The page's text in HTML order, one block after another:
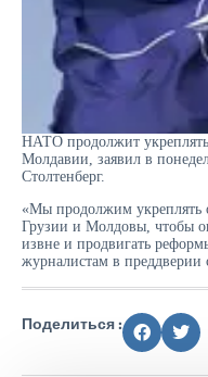
НАТО продолжит
Молдавии, заявил в
Столтенберг.
«Мы продолжим укреплять
Грузии и Молдовы, чтобы
извне и продвигать
журналистам в
Поделиться :